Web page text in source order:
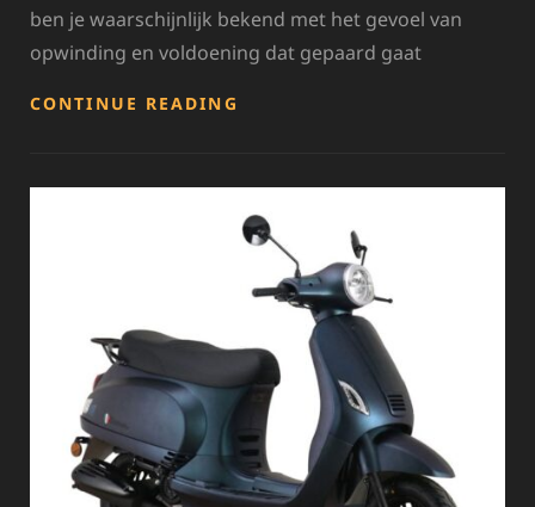
ben je waarschijnlijk bekend met het gevoel van
opwinding en voldoening dat gepaard gaat
CONTINUE READING
ONDERDELEN
VOOR
JOUW
MEUBELS